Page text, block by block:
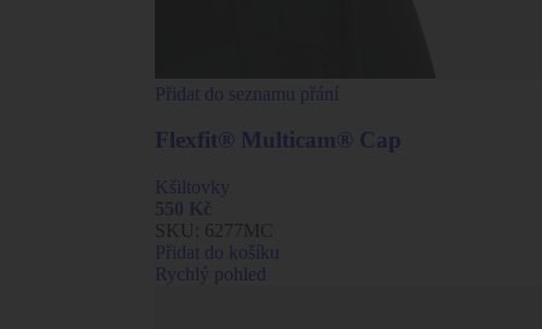
Přidat do seznamu přání
Flexfit® Multicam® Cap
Kšiltovky
SKU: 6277MC
Přidat do košíku
Rychlý pohled